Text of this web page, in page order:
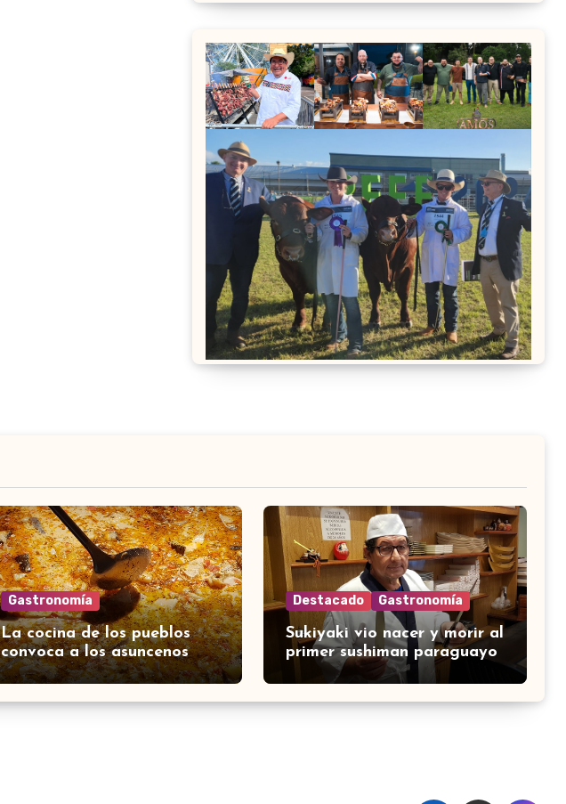
Gastronomía
La cocina de los pueblos
convoca a los asuncenos
Destacado Gastronomía
Sukiyaki vio nacer y morir al
primer sushiman paraguayo